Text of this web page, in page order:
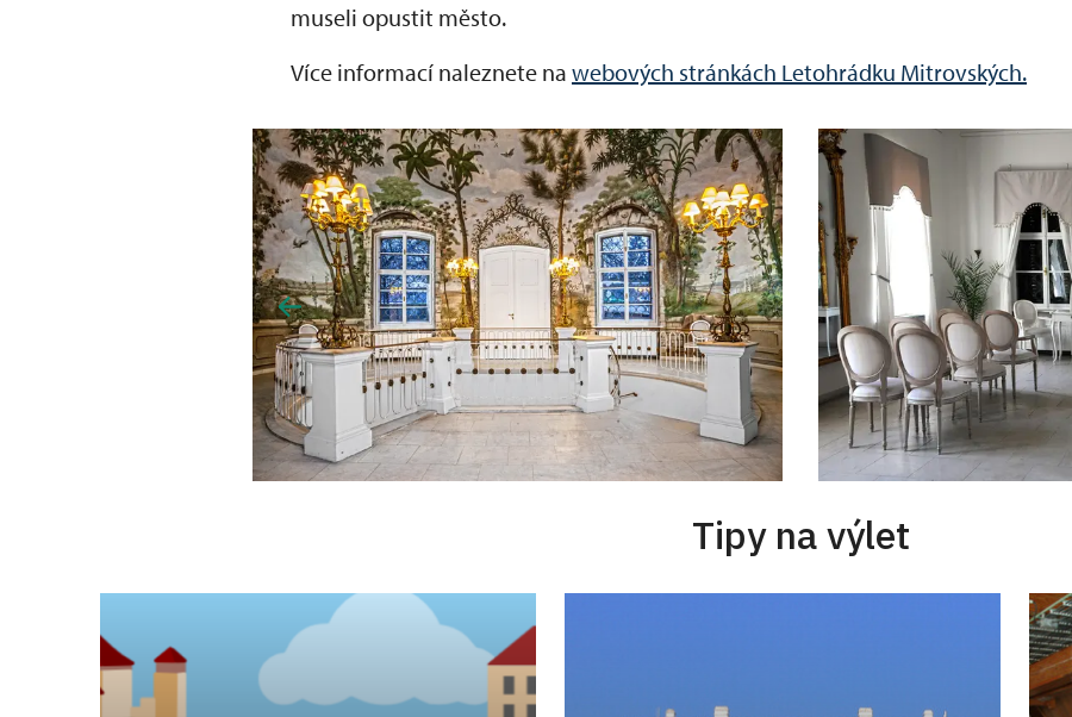
museli opustit město.
Více informací naleznete na webových stránkách Letohrádku Mitrovských.
Tipy na výlet